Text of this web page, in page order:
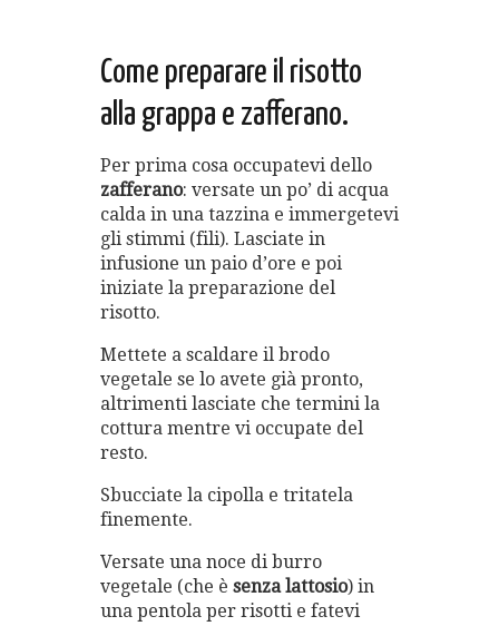
Come preparare il risotto
alla grappa e zafferano.
Per prima cosa occupatevi dello
zafferano: versate un po’ di acqua
calda in una tazzina e immergetevi
gli stimmi (fili). Lasciate in
infusione un paio d’ore e poi
iniziate la preparazione del
risotto.
Mettete a scaldare il brodo
vegetale se lo avete già pronto,
altrimenti lasciate che termini la
cottura mentre vi occupate del
resto.
Sbucciate la cipolla e tritatela
finemente.
Versate una noce di burro
vegetale (che è senza lattosio) in
una pentola per risotti e fatevi